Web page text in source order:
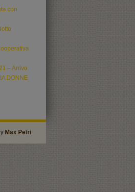
con
– Arrivo
DONNE
Max Petri